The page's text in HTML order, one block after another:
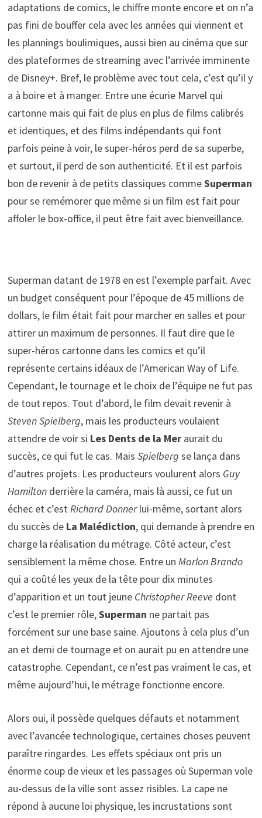
adaptations de comics, le chiffre monte encore et on n’a
pas fini de bouffer cela avec les années qui viennent et
les plannings boulimiques, aussi bien au cinéma que sur
des plateformes de streaming avec l’arrivée imminente
de Disney+. Bref, le problème avec tout cela, c’est qu’il y
a à boire et à manger. Entre une écurie Marvel qui
cartonne mais qui fait de plus en plus de films calibrés
et identiques, et des films indépendants qui font
parfois peine à voir, le super-héros perd de sa superbe,
et surtout, il perd de son authenticité. Et il est parfois
bon de revenir à de petits classiques commeSuperman
pour se remémorer que même si un film est fait pour
affoler le box-office, il peut être fait avec bienveillance.
Superman datant de 1978 en est l’exemple parfait. Avec
un budget conséquent pour l’époque de 45 millions de
dollars, le film était fait pour marcher en salles et pour
attirer un maximum de personnes. Il faut dire que le
super-héros cartonne dans les comics et qu’il
représente certains idéaux de l’American Way of Life.
Cependant, le tournage et le choix de l’équipe ne fut pas
de tout repos. Tout d’abord, le film devait revenir à
Steven Spielberg, mais les producteurs voulaient
attendre de voir si Les Dents de la Meraurait du
succès, ce qui fut le cas. Mais Spielberg se lança dans
d’autres projets. Les producteurs voulurent alors Guy
Hamiltonderrière la caméra, mais là aussi, ce fut un
échec et c’estRichard Donnerlui-même, sortant alors
du succès de La Malédiction, qui demande à prendre en
charge la réalisation du métrage. Côté acteur, c’est
sensiblement la même chose. Entre un Marlon Brando
qui a coûté les yeux de la tête pour dix minutes
d’apparition et un tout jeune Christopher Reeve dont
c’est le premier rôle,Superman ne partait pas
forcément sur une base saine. Ajoutons à cela plus d’un
an et demi de tournage et on aurait pu en attendre une
catastrophe. Cependant, ce n’est pas vraiment le cas, et
même aujourd’hui, le métrage fonctionne encore.
Alors oui, il possède quelques défauts et notamment
avec l’avancée technologique, certaines choses peuvent
paraître ringardes. Les effets spéciaux ont pris un
énorme coup de vieux et les passages où Superman vole
au-dessus de la ville sont assez risibles. La cape ne
répond à aucune loi physique, les incrustations sont